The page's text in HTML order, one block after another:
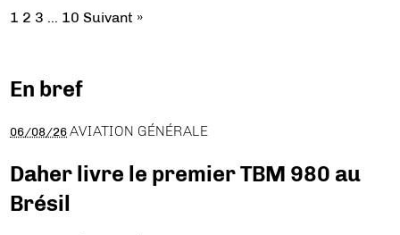
1 2 3 … 10 Suivant »
En bref
06/08/26 AVIATION GÉNÉRALE
Daher livre le premier TBM 980 au
Brésil